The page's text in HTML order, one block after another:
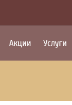
Акции Услуги